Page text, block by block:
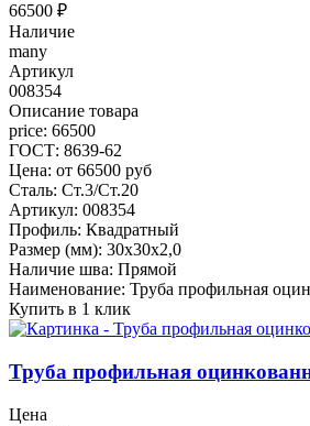
66500 ₽
Наличие
many
Артикул
008354
Описание товара
price: 66500
ГОСТ: 8639-62
Цена: от 66500 руб
Сталь: Ст.3/Ст.20
Артикул: 008354
Профиль: Квадратный
Размер (мм): 30x30x2,0
Наличие шва: Прямой
Наименование: Труба профильная
Купить в 1 клик
Труба профильная
Цена